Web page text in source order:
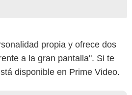
propia y ofrece dos
a la gran pantalla". Si te
disponible en Prime Video.